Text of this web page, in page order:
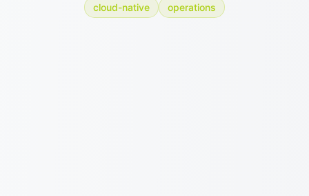
cloud-native
operations